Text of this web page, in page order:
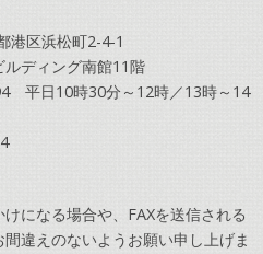
区浜松町2-4-1
ディング南館11階
平日10時30分～12時／13時～14
になる場合や、FAXを送信される
違えのないようお願い申し上げま